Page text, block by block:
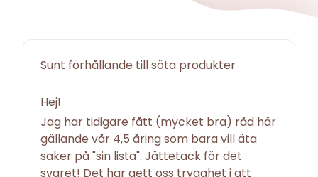
Sunt förhållande till söta produkter
Hej!
Jag har tidigare fått (mycket bra) råd här
gällande vår 4,5 åring som bara vill äta
saker på "sin lista". Jättetack för det
svaret! Det har gett oss trygghet i att